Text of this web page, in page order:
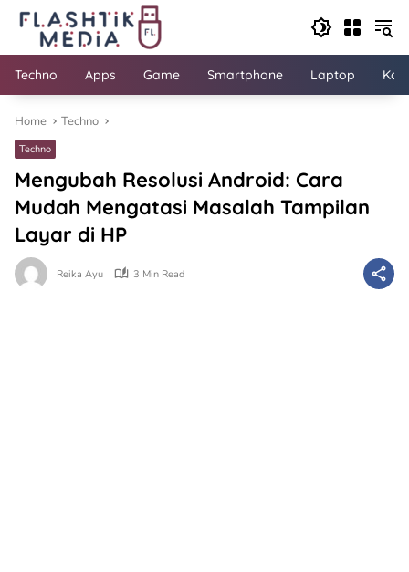
Skip
content
Techno Apps Game Smartphone Laptop
Home Techno
Techno
Mengubah Resolusi Android: Cara
Mudah Mengatasi Masalah Tampilan
Layar di HP
Reika Ayu 3 Min Read